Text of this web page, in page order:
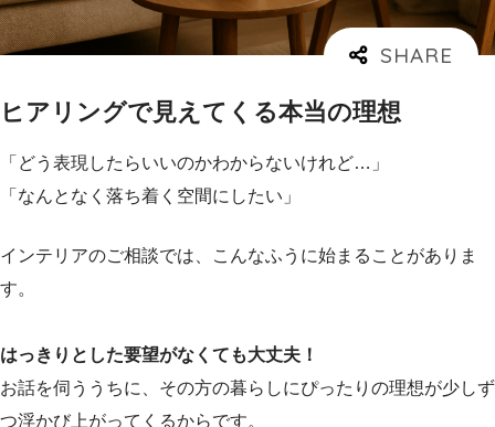
ヒアリングで見えてくる本当の理想
「どう表現したらいいのかわからないけれど…」
「なんとなく落ち着く空間にしたい」
インテリアのご相談では、こんなふうに始まることがありま
す。
はっきりとした要望がなくても大丈夫！
お話を伺ううちに、その方の暮らしにぴったりの理想が少しず
つ浮かび上がってくるからです。